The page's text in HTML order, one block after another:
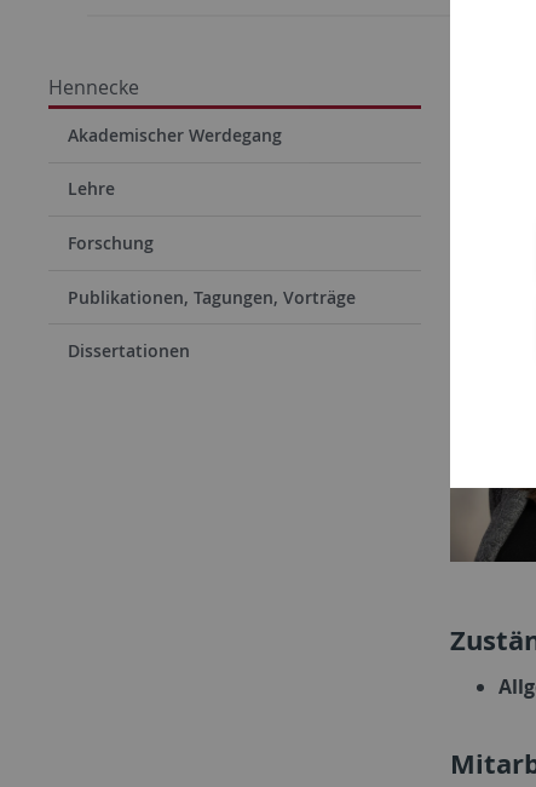
Hennecke
Akademischer Werdegang
Lehre
Forschung
Publikationen, Tagungen, Vorträge
Dissertationen
Akad.